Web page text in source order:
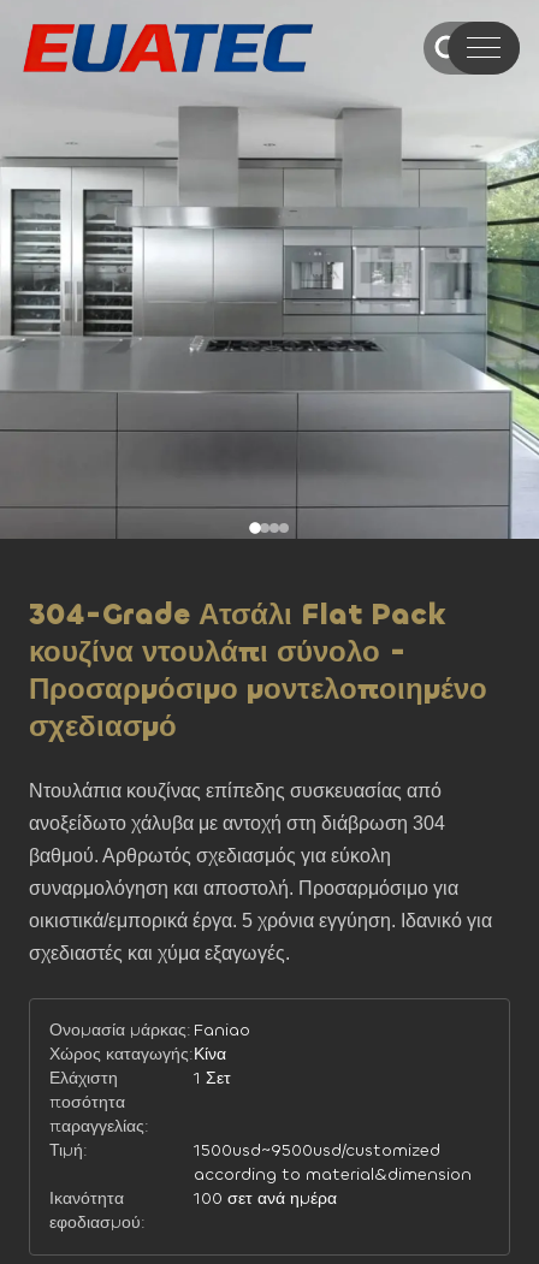
304-Grade Ατσάλι Flat Pack
κουζίνα ντουλάπι σύνολο -
Προσαρμόσιμο μοντελοποιημένο
σχεδιασμό
Ντουλάπια κουζίνας επίπεδης συσκευασίας από
ανοξείδωτο χάλυβα με αντοχή στη διάβρωση 304
βαθμού. Αρθρωτός σχεδιασμός για εύκολη
συναρμολόγηση και αποστολή. Προσαρμόσιμο για
οικιστικά/εμπορικά έργα. 5 χρόνια εγγύηση. Ιδανικό για
σχεδιαστές και χύμα εξαγωγές.
Ονομασία μάρκας: Faniao
Χώρος καταγωγής:Κίνα
Ελάχιστη
ποσότητα
παραγγελίας:
1 Σετ
Τιμή:
1500usd~9500usd/customized
according to material&dimension
Ικανότητα
εφοδιασμού:
100 σετ ανά ημέρα